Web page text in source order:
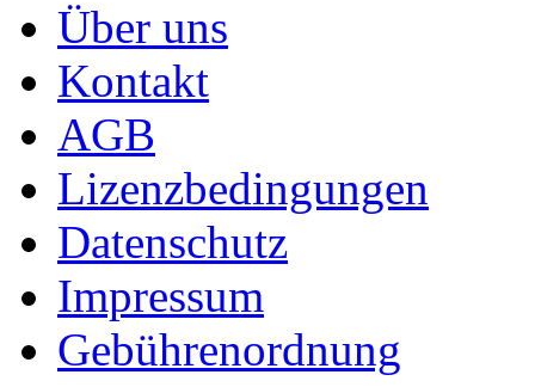
Über uns
Kontakt
AGB
Lizenzbedingungen
Datenschutz
Impressum
Gebührenordnung